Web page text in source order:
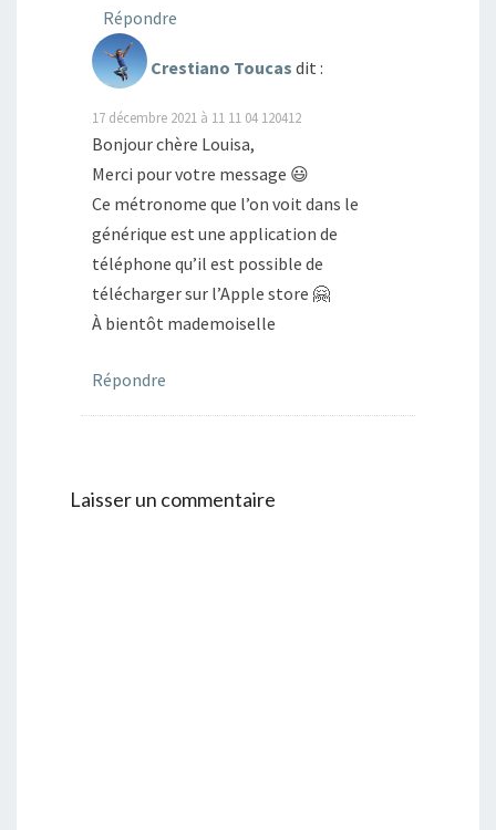
Répondre
Crestiano Toucas dit :
17 décembre 2021 à 11 11 04 120412
Bonjour chère Louisa,
Merci pour votre message 😃
Ce métronome que l’on voit dans le
générique est une application de
téléphone qu’il est possible de
télécharger sur l’Apple store 🤗
À bientôt mademoiselle
Répondre
Laisser un commentaire